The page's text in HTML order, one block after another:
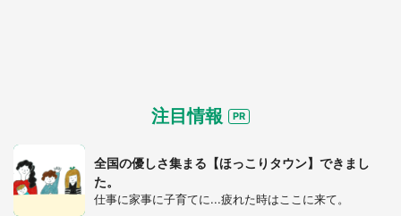
注目情報
全国の優しさ集まる【ほっこりタウン】できまし
た。
仕事に家事に子育てに...疲れた時はここに来て。